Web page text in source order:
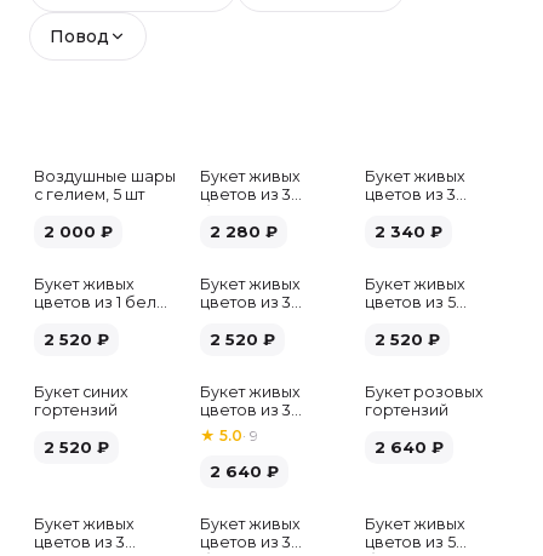
Повод
Воздушные шары
с гелием, 5 шт
2 000 ₽
Букет живых
цветов из 3
2 280 ₽
Букет живых
цветов из 3
2 340 ₽
Букет живых
цветов из 1 белой
2 520 ₽
Букет живых
цветов из 3
2 520 ₽
Букет живых
цветов из 5
микс
2 520 ₽
Букет синих
гортензий
2 520 ₽
Букет живых
цветов из 3
розовых пионов
★ 5.0· 9
2 640 ₽
Букет розовых
гортензий
2 640 ₽
Букет живых
цветов из 3
Букет живых
цветов из 3
Хит
Букет живых
цветов из 5